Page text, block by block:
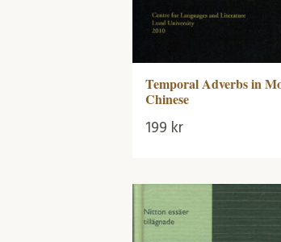
Temporal Adverbs in
Chinese
199 kr